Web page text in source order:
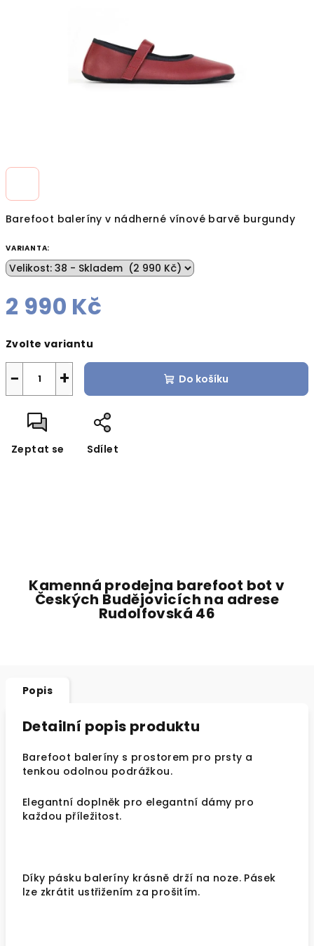
Barefoot baleríny v nádherné vínové barvě burgundy
VARIANTA:
2 990 Kč
cena:
Zvolte variantu
+
− Do košíku
Zeptat se Sdílet
Kamenná prodejna barefoot bot v
Českých Budějovicích na adrese
Rudolfovská 46
Popis
Detailní popis produktu
Barefoot baleríny s prostorem pro prsty a
tenkou odolnou podrážkou.
Elegantní doplněk pro elegantní dámy pro
každou příležitost.
Díky pásku baleríny krásně drží na noze. Pásek
lze zkrátit ustřižením za prošitím.